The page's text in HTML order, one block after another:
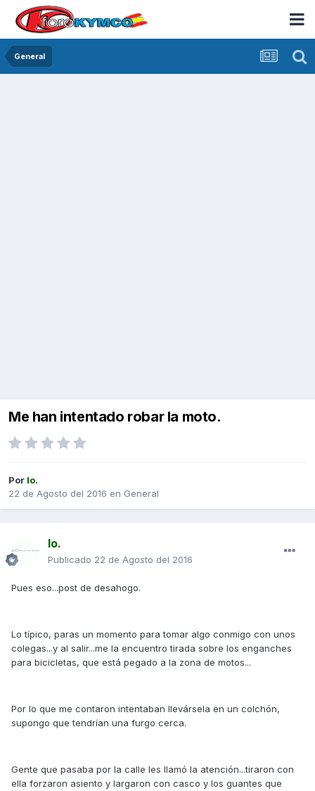
General
Me han intentado robar la moto.
Por Io.
22 de Agosto del 2016 en General
Io.
Publicado 22 de Agosto del 2016
Pues eso...post de desahogo.
Lo típico, paras un momento para tomar algo conmigo con unos
colegas...y al salir...me la encuentro tirada sobre los enganches
para bicicletas, que está pegado a la zona de motos...
Por lo que me contaron intentaban llevársela en un colchón,
supongo que tendrían una furgo cerca.
Gente que pasaba por la calle les llamó la atención...tiraron con
ella forzaron asiento y largaron con casco y los guantes que